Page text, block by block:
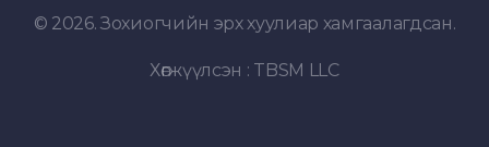
© 2026. Зохиогчийн эрх хуулиар хамгаалагдсан.
Хөгжүүлсэн : TBSM LLC